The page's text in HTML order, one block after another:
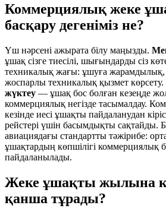
Коммерциялық жеке
басқару дегеніміз не?
Үш нәрсені ажырата білу маңызды.
ұшақ сізге тиесілі, шығындарды сіз
техникалық жағы: ұшуға жарамдылық,
жоспарлы техникалық қызмет көрсету.
жүктеу — ұшақ бос болған кезеңде
коммерциялық негізде тасымалдау.
кезінде иесі ұшақты пайдаланудан
рейстері үшін басымдықты сақтайды.
авиациядағы стандартты тәжірибе:
ұшақтардың көпшілігі коммерциялық
пайдаланылады.
Жеке ұшақты жылына
қанша тұрады?